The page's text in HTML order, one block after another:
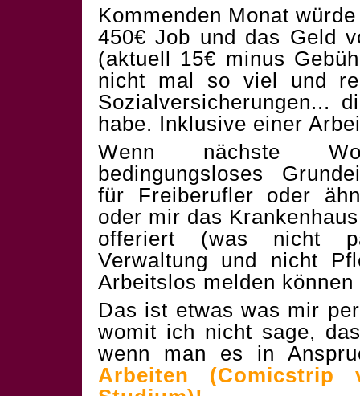
Kommenden Monat
450€ Job und das Geld
(aktuell 15€ minus
nicht mal so viel und
Sozialversicherungen...
habe. Inklusive einer
Wenn nächste
bedingungsloses
für Freiberufler oder
oder mir das
offeriert (was nicht
Verwaltung und nicht
Arbeitslos melden
Das ist etwas was mir
womit ich nicht sage,
wenn man es in
Arbeiten (Comicstrip